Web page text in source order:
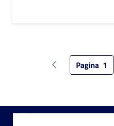
Pagina precedente
Pagina 1